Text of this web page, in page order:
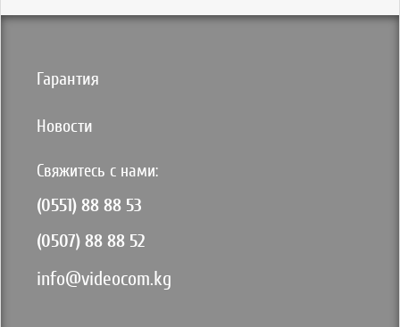
Гарантия
Новости
Свяжитесь с нами:
(0551) 88 88 53
(0507) 88 88 52
info@videocom.kg